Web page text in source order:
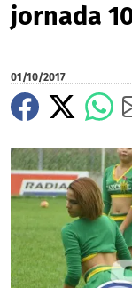
jornada
01/10/2017